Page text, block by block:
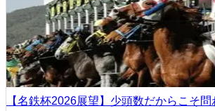
【名鉄杯2026展望】少頭数だからこそ